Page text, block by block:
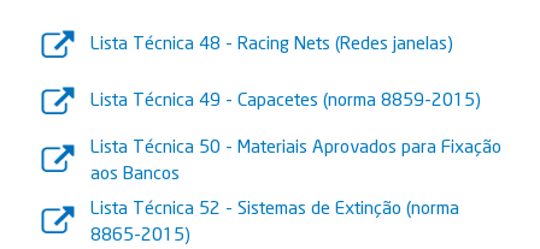
Lista Técnica 48 - Racing Nets (Redes janelas)
Lista Técnica 49 - Capacetes (norma 8859-2015)
Lista Técnica 50 - Materiais Aprovados para Fixação
aos Bancos
Lista Técnica 52 - Sistemas de Extinção (norma
8865-2015)